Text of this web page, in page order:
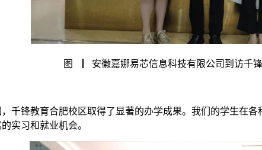
图 ▏安徽嘉娜易芯信息科技有限公司到访千锋
锋教育合肥校区取得了显著的办学成果。我们的学生在各
实习和就业机会。